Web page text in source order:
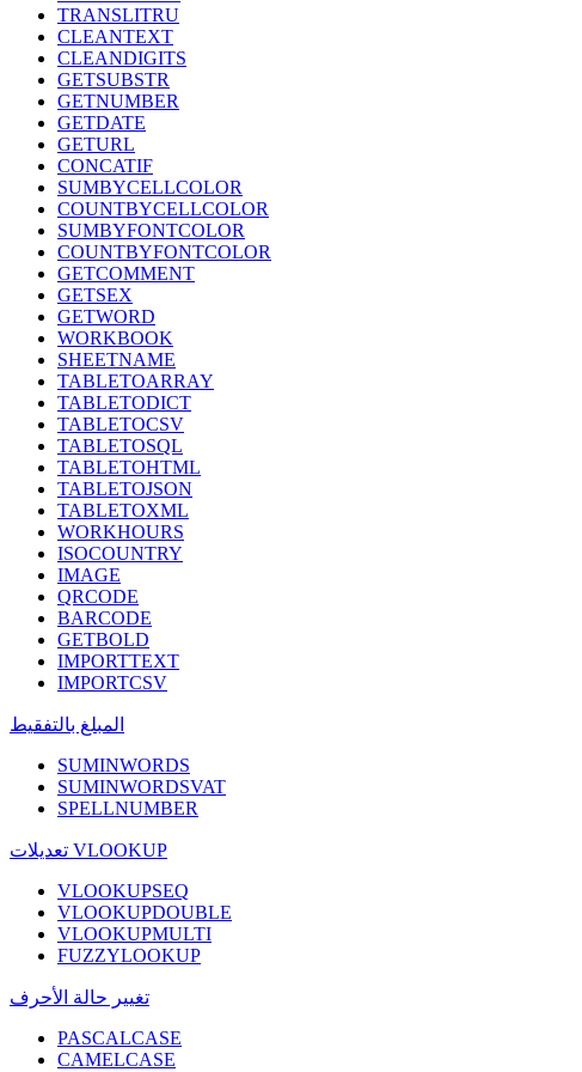
TRANSLITRU
CLEANTEXT
CLEANDIGITS
GETSUBSTR
GETNUMBER
GETDATE
GETURL
CONCATIF
SUMBYCELLCOLOR
COUNTBYCELLCOLOR
SUMBYFONTCOLOR
COUNTBYFONTCOLOR
GETCOMMENT
GETSEX
GETWORD
WORKBOOK
SHEETNAME
TABLETOARRAY
TABLETODICT
TABLETOCSV
TABLETOSQL
TABLETOHTML
TABLETOJSON
TABLETOXML
WORKHOURS
ISOCOUNTRY
IMAGE
QRCODE
BARCODE
GETBOLD
IMPORTTEXT
IMPORTCSV
المبلغ بالتفقيط
SUMINWORDS
SUMINWORDSVAT
SPELLNUMBER
تعديلات VLOOKUP
VLOOKUPSEQ
VLOOKUPDOUBLE
VLOOKUPMULTI
FUZZYLOOKUP
تغيير حالة الأحرف
PASCALCASE
CAMELCASE